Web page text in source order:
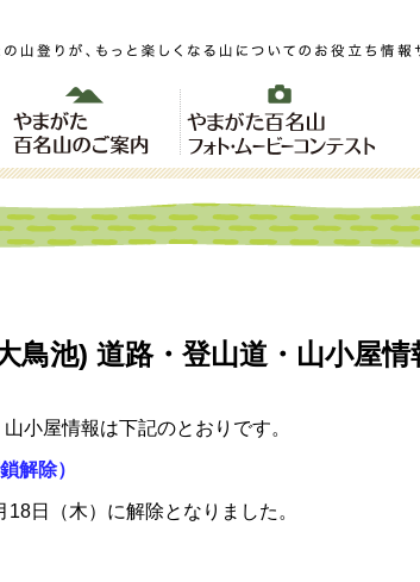
鳥池) 道路・登山道・山小屋情
小屋情報は下記のとおりです。
解除）
日（木）に解除となりました。